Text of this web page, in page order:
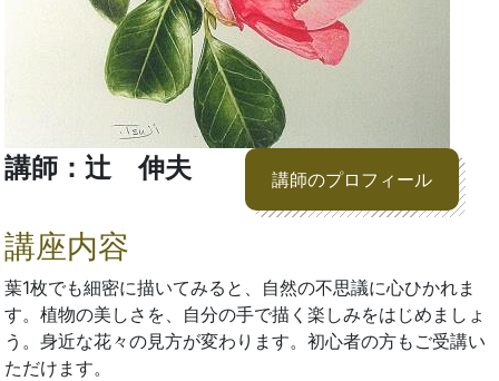
講師：辻 伸夫 講師のプロフィール
講座内容
​葉1枚でも細密に描いてみると、自然の不思議に心ひかれま
す。植物の​美しさを、自分の手で描く楽しみをはじめましょ
う。身近な花々の見方が変わります。初心者の方もご受講い
ただけます。